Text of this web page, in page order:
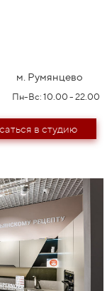
м. Румянцево
Пн-Вс: 10.00 - 22.00
в студию